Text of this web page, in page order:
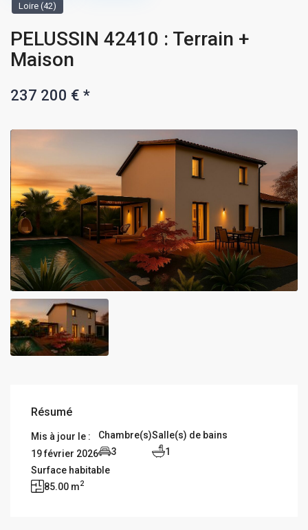
Loire (42)
PELUSSIN 42410 : Terrain +
Maison
237 200 €*
Résumé
Mis à jour le :
19 février 2026
Chambre(s)
3
Salle(s) de bains
1
Surface habitable
85.00 m2